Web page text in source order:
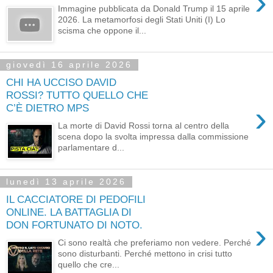
Immagine pubblicata da Donald Trump il 15 aprile
2026. La metamorfosi degli Stati Uniti (I) Lo
scisma che oppone il...
giovedì 16 aprile 2026
CHI HA UCCISO DAVID
ROSSI? TUTTO QUELLO CHE
C’È DIETRO MPS
›
La morte di David Rossi torna al centro della
scena dopo la svolta impressa dalla commissione
parlamentare d...
lunedì 13 aprile 2026
IL CACCIATORE DI PEDOFILI
ONLINE. LA BATTAGLIA DI
DON FORTUNATO DI NOTO.
›
Ci sono realtà che preferiamo non vedere. Perché
sono disturbanti. Perché mettono in crisi tutto
quello che cre...